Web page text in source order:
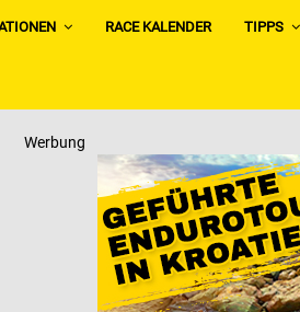
RACE KALENDER TIPPS
Werbung